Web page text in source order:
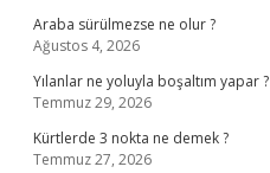
Araba sürülmezse ne olur ?
Ağustos 4, 2026
Yılanlar ne yoluyla boşaltım yapar ?
Temmuz 29, 2026
Kürtlerde 3 nokta ne demek ?
Temmuz 27, 2026